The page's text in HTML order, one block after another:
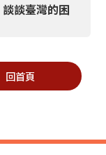
談臺灣的困
回首頁